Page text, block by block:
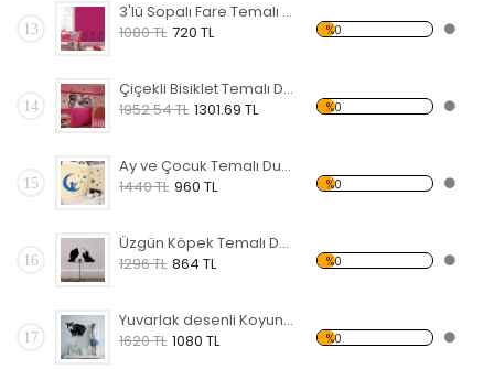
13
3'lü Sopalı Fare Temalı Duvar Sticker
1080 TL 720 TL %0
14
Çiçekli Bisiklet Temalı Duvar Sticker
1952.54 TL 1301.69 TL %0
15
Ay ve Çocuk Temalı Duvar Sticker
1440 TL 960 TL %0
16
Üzgün Köpek Temalı Duvar Sticker
1296 TL 864 TL %0
17
Yuvarlak desenli Koyun Temalı Duvar Sticker
1620 TL 1080 TL %0